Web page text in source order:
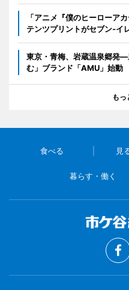
「アニメ『僕のヒーローア
テンツプリントがセブン‐イ
東京・青梅、岩蔵温泉郷発
む」ブランド「AMU」始動
もっ
食べる 見
暮らす・働く